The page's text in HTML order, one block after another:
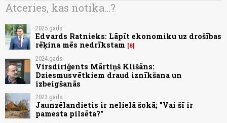
Atceries, kas notika...?
2025.gads
Edvards Ratnieks: Lāpīt ekonomiku uz drošības
rēķina mēs nedrīkstam
8
2024.gads
Virsdiriģents Mārtiņš Klišāns:
Dziesmusvētkiem draud iznīkšana un
izbeigšanās
2023.gads
Jaunzēlandietis ir nelielā šokā; "Vai šī ir
pamesta pilsēta?"